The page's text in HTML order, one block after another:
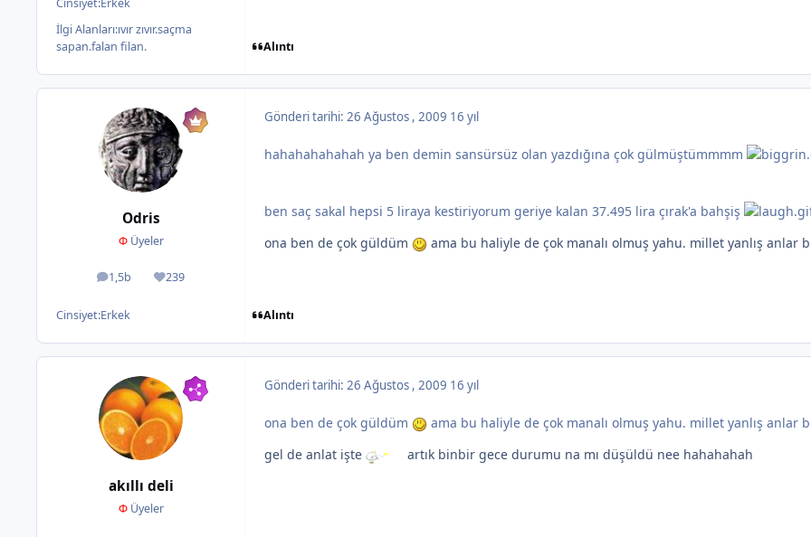
Cinsiyet:Erkek
İlgi Alanları:ıvır zıvır.saçma
sapan.falan filan.
Alıntı
Odris
ΦÜyeler
1,5b
ileti 239
İtibar
Cinsiyet:Erkek
Gönderi tarihi: 26 Ağustos , 2009 16 yıl
hahahahahahah ya ben demin sansürsüz olan yazdığına çok gülmüştümmmm
ben saç sakal hepsi 5 liraya kestiriyorum geriye kalan 37.495 lira çırak'a bahşiş
ona ben de çok güldüm
ama bu haliyle de çok manalı olmuş yahu. millet yanlış anlar
Alıntı
akıllı deli
ΦÜyeler
Gönderi tarihi: 26 Ağustos , 2009 16 yıl
ona ben de çok güldüm
ama bu haliyle de çok manalı olmuş yahu. millet yanlış anlar
gel de anlat işte
artık binbir gece durumu na mı düşüldü nee hahahahah